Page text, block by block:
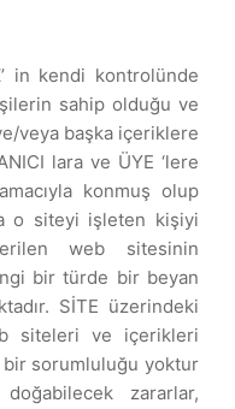
in kendi kontrolünde
sahip olduğu ve
veya başka içeriklere
lara ve ÜYE ‘lere
konmuş olup
o siteyi işleten kişiyi
web sitesinin
bir türde bir beyan
SİTE üzerindeki
siteleri ve içerikleri
bir sorumluluğu yoktur
zararlar,